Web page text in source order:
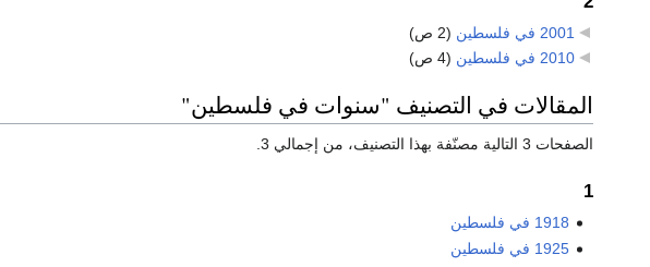
2001 في فلسطين
(2 ص)
2010 في فلسطين
(4 ص)
المقالات في التصنيف "سنوات في فلسطين"
الصفحات 3 التالية مصنّفة بهذا التصنيف، من إجمالي 3.
1
1918 في فلسطين
1925 في فلسطين